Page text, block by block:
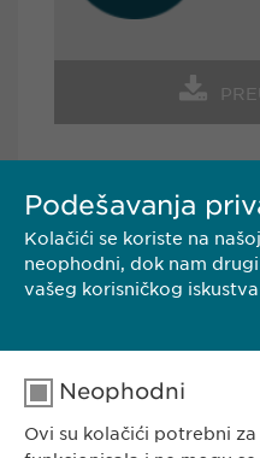
KONTAKT
Borisavljevićeva 78
11010 Beograd
Srbija
Tel.: +381 (0) 11 77
Podešavanja
Kolačići se koriste na
neophodni, dok nam
vašeg korisničkog
Neophodni
Ovi su kolačići potrebni